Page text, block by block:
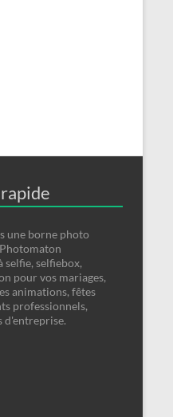
une borne photo
selfie, selfiebox,
pour vos mariages,
animations, fêtes
professionnels,
d'entreprise.